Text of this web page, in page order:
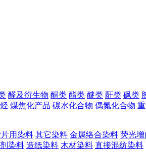
醛及衍生物 酮类 酯类 醚类 酐类 砜类
煤焦化产品 碳水化合物 偶氮化合物
用染料 其它染料 金属络合染料 荧光增
染料 造纸染料 木材染料 直接混纺染料